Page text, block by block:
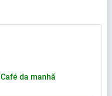
Café da manhã